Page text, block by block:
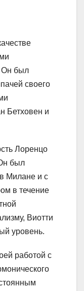
Он был
своего
Бетховен и
Лоренцо
был
Милане и с
в течение
Виотти
уровень.
работой с